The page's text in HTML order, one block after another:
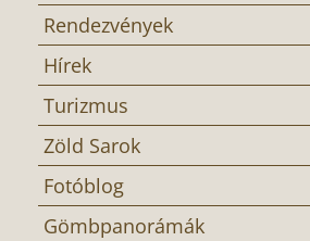
Rendezvények
Hírek
Turizmus
Zöld Sarok
Fotóblog
Gömbpanorámák